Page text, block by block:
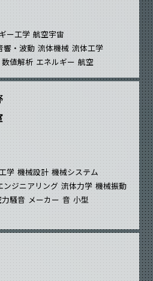
ー工学 航空宇宙
響・波動 流体機械 流体工学
数値解析 エネルギー 航空
学 機械設計 機械システム
ンジニアリング 流体力学 機械振動
力騒音 メーカー 音 小型